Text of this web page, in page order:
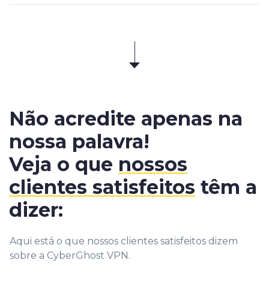
Não acredite apenas na
nossa palavra!
Veja o que nossos
clientes satisfeitos têm a
dizer:
Aqui está o que nossos clientes satisfeitos dizem
sobre a CyberGhost VPN.